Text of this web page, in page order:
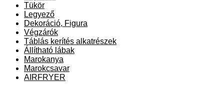
Tükör
Legyező
Dekoráció, Figura
Végzárók
Táblás kerítés alkatrészek
Állítható lábak
Marokanya
Marokcsavar
AIRFRYER